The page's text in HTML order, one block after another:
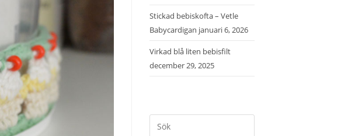
Stickad bebiskofta – Vetle
Babycardigan januari 6, 2026
Virkad blå liten bebisfilt
december 29, 2025